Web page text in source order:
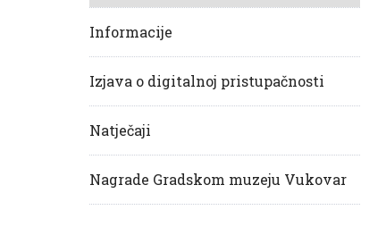
Informacije
Izjava o digitalnoj pristupačnosti
Natječaji
Nagrade Gradskom muzeju Vukovar